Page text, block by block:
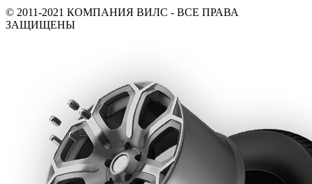
© 2011-2021 КОМПАНИЯ ВИЛС - ВСЕ ПРАВА
ЗАЩИЩЕНЫ